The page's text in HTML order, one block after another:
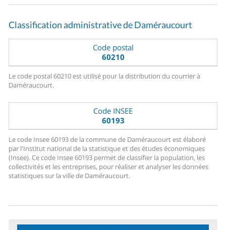
Classification administrative de Daméraucourt
Code postal
60210
Le code postal 60210 est utilisé pour la distribution du courrier à
Daméraucourt.
Code INSEE
60193
Le code Insee 60193 de la commune de Daméraucourt est élaboré
par l'Institut national de la statistique et des études économiques
(Insee). Ce code Insee 60193 permet de classifier la population, les
collectivités et les entreprises, pour réaliser et analyser les données
statistiques sur la ville de Daméraucourt.